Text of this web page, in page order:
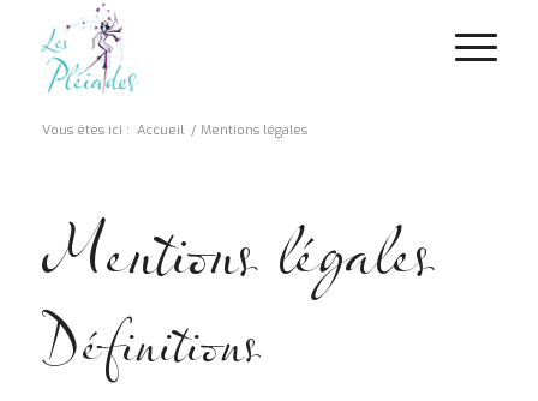
Vous êtes ici : Accueil / Mentions légales
Mentions légales
Définitions